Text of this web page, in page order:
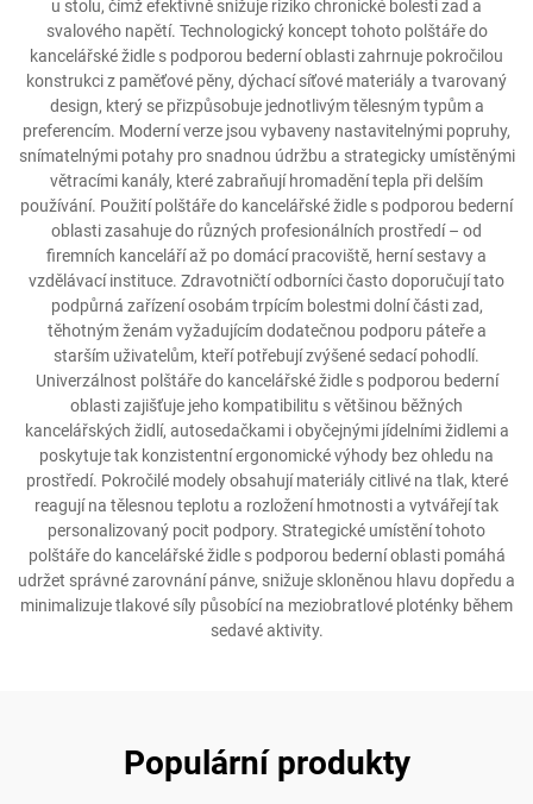
u stolu, čímž efektivně snižuje riziko chronické bolesti zad a
svalového napětí. Technologický koncept tohoto polštáře do
kancelářské židle s podporou bederní oblasti zahrnuje pokročilou
konstrukci z paměťové pěny, dýchací síťové materiály a tvarovaný
design, který se přizpůsobuje jednotlivým tělesným typům a
preferencím. Moderní verze jsou vybaveny nastavitelnými popruhy,
snímatelnými potahy pro snadnou údržbu a strategicky umístěnými
větracími kanály, které zabraňují hromadění tepla při delším
používání. Použití polštáře do kancelářské židle s podporou bederní
oblasti zasahuje do různých profesionálních prostředí – od
firemních kanceláří až po domácí pracoviště, herní sestavy a
vzdělávací instituce. Zdravotničtí odborníci často doporučují tato
podpůrná zařízení osobám trpícím bolestmi dolní části zad,
těhotným ženám vyžadujícím dodatečnou podporu páteře a
starším uživatelům, kteří potřebují zvýšené sedací pohodlí.
Univerzálnost polštáře do kancelářské židle s podporou bederní
oblasti zajišťuje jeho kompatibilitu s většinou běžných
kancelářských židlí, autosedačkami i obyčejnými jídelními židlemi a
poskytuje tak konzistentní ergonomické výhody bez ohledu na
prostředí. Pokročilé modely obsahují materiály citlivé na tlak, které
reagují na tělesnou teplotu a rozložení hmotnosti a vytvářejí tak
personalizovaný pocit podpory. Strategické umístění tohoto
polštáře do kancelářské židle s podporou bederní oblasti pomáhá
udržet správné zarovnání pánve, snižuje skloněnou hlavu dopředu a
minimalizuje tlakové síly působící na meziobratlové ploténky během
sedavé aktivity.
Populární produkty